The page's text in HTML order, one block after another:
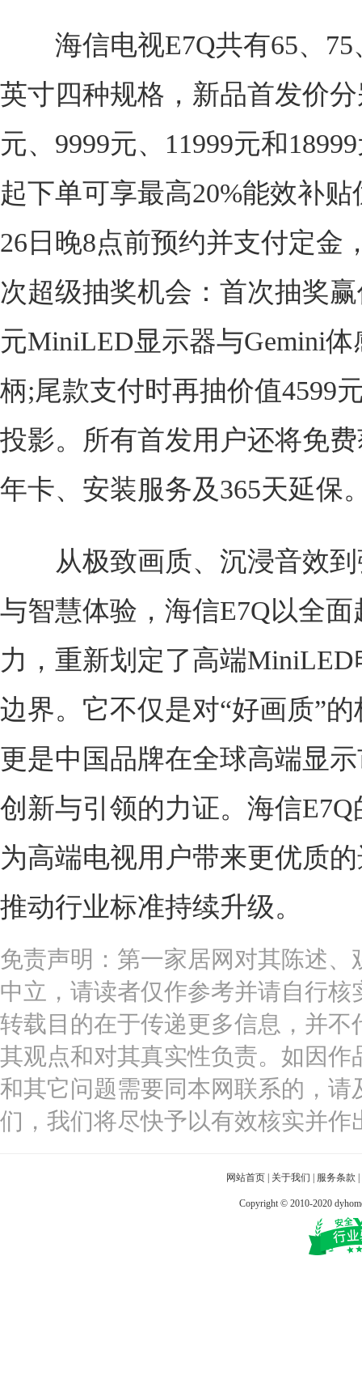
海信电视E7Q共有65、75
英寸四种规格，新品首发价分
元、9999元、11999元和
起下单可享最高20%能效补贴
26日晚8点前预约并支付定金
次超级抽奖机会：首次抽奖赢
元MiniLED显示器与Gemini体
柄;尾款支付时再抽价值4599
投影。所有首发用户还将免
年卡、安装服务及365天延保
从极致画质、沉浸音效到
与智慧体验，海信E7Q以全面
力，重新划定了高端
边界。它不仅是对“好画质”
更是中国品牌在全球高端显
创新与引领的力证。海信
为高端电视用户带来更优质
推动行业标准持续升级。
免责声明：第一家居网对其陈述、
中立，请读者仅作参考并请自行核
转载目的在于传递更多信息，并不
其观点和对其真实性负责。如因作
和其它问题需要同本网联系的，请
们，我们将尽快予以有效核实并作
网站首页 关于我们 服务条款
Copyright © 2010-2020